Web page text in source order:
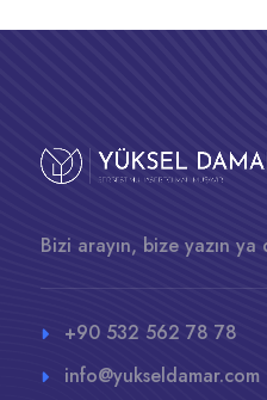
Bizi arayın, bize yazın
+90 532 562 78 78
info@yukseldamar.com